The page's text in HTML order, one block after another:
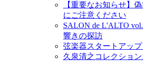
【重要なお知らせ】
にご注意ください
SALON de L'ALTO
響きの探訪
弦楽器スタートアッ
久泉清之コレクション